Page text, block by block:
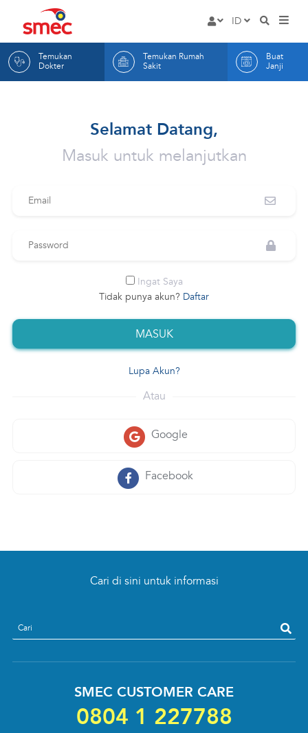
Rumah
Sakit
Mata
ID
ID
LAYANAN
BUAT JANJI
TENTANG KAMI
Hak dan Kewajiban
Indikator Mutu RS
Karir
Customer Care
Temukan
Dokter
Temukan Rumah
Sakit
Buat
Janji
Selamat Datang,
Masuk untuk melanjutkan
Email
Ingat Saya
Tidak punya akun? Daftar
MASUK
Lupa Akun?
Atau
Google
Facebook
Cari di sini untuk informasi
search
SMEC CUSTOMER CARE
0804 1 227788